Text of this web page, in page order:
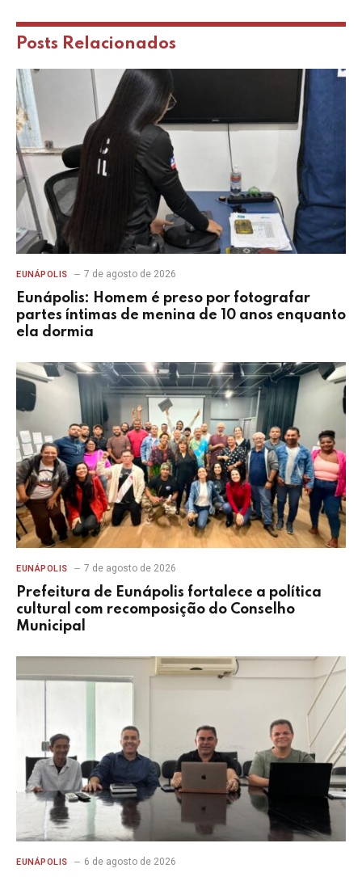
Posts Relacionados
EUNÁPOLIS 7 de agosto de 2026
Eunápolis: Homem é preso por fotografar
partes íntimas de menina de 10 anos enquanto
ela dormia
EUNÁPOLIS 7 de agosto de 2026
Prefeitura de Eunápolis fortalece a política
cultural com recomposição do Conselho
Municipal
EUNÁPOLIS 6 de agosto de 2026